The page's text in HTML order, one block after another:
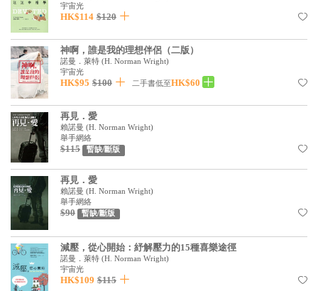
宇宙光
HK$114 $120
神啊，誰是我的理想伴侶（二版）
諾曼．萊特 (H. Norman Wright)
宇宙光
HK$95 $100 二手書低至HK$60
再見．愛
賴諾曼 (H. Norman Wright)
舉手網絡
$115 暫缺/斷版
再見．愛
賴諾曼 (H. Norman Wright)
舉手網絡
$90 暫缺/斷版
減壓，從心開始：紓解壓力的15種喜樂途徑
諾曼．萊特 (H. Norman Wright)
宇宙光
HK$109 $115